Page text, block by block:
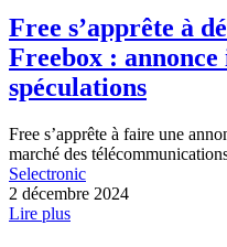
Free s’apprête à
Freebox :
spéculations
Free s’apprête à faire une
marché des
Selectronic
2 décembre 2024
Lire plus